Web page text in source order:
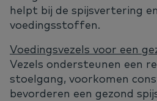
helpt bij de spijsvertering
voedingsstoffen.
Voedingsvezels voor een
Vezels ondersteunen een
stoelgang, voorkomen
bevorderen een gezond